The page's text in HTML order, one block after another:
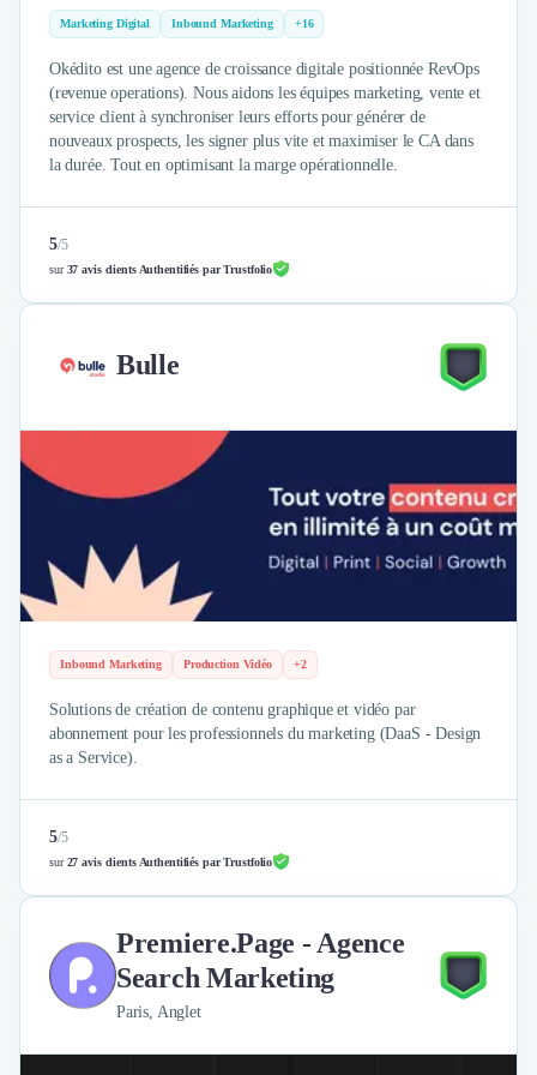
Réalité Virtuelle (VR)
Bureaux d'Entreprise
Déménagement
Impression
Logistique
Traduction
Traiteur & Restauration
Sourcing et Imports
Office Management
Développement à l'international
Gestion Immobilière
Logiciel PropTech
Courtage en Energie
Nettoyage & Ménage
Clubs & Réseaux Professionnels
Espaces de Coworking
Marketing Digital Inbound Marketing +16
Okédito est une agence de croissance digitale positionnée RevOps
(revenue operations). Nous aidons les équipes marketing, vente et
service client à synchroniser leurs efforts pour générer de
nouveaux prospects, les signer plus vite et maximiser le CA dans
la durée. Tout en optimisant la marge opérationnelle.
5/5
sur37 avis clients Authentifiés par Trustfolio
Bulle
Inbound Marketing Production Vidéo +2
Solutions de création de contenu graphique et vidéo par
abonnement pour les professionnels du marketing (DaaS - Design
as a Service).
5/5
sur27 avis clients Authentifiés par Trustfolio
Premiere.Page - Agence
Search Marketing
Paris, Anglet